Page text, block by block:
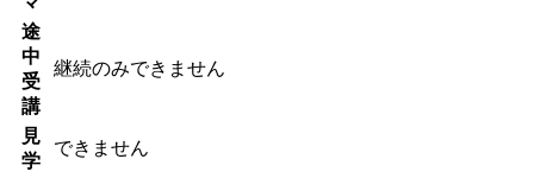
途
中
受
講
継続のみできません
見
学
できません